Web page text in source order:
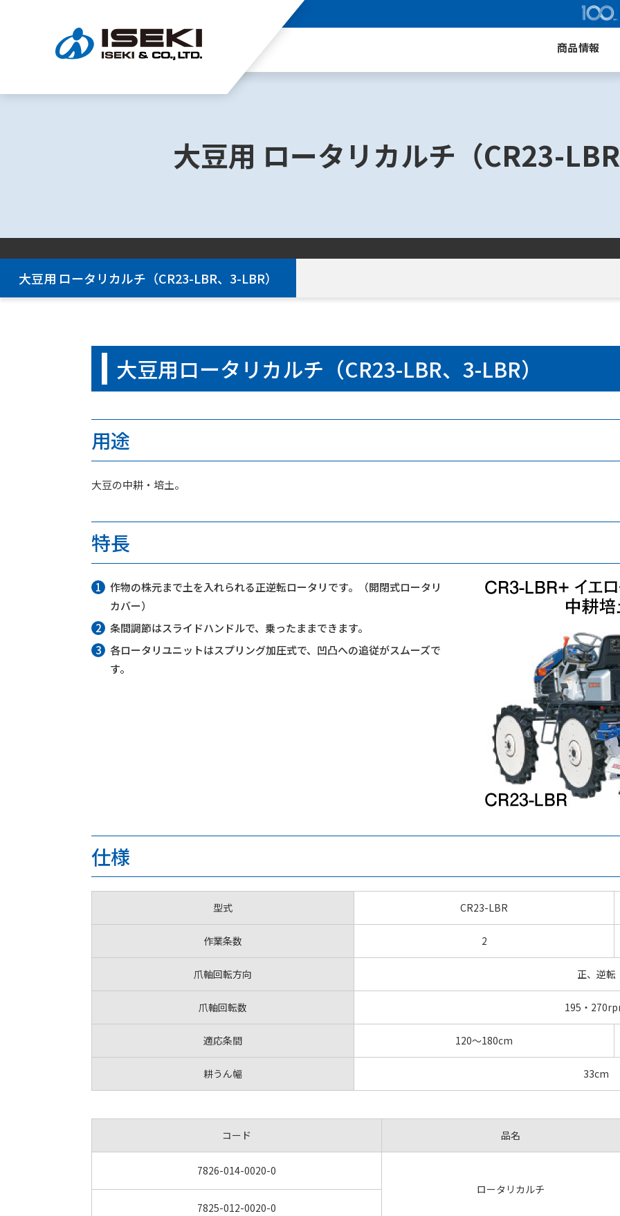
商品情報
大豆用 ロータリカルチ（CR23-LBR
大豆用 ロータリカルチ（CR23-LBR、3-LBR）
大豆用ロータリカルチ（CR23-LBR、3-LBR）
用途
大豆の中耕・培土。
特長
作物の株元まで土を入れられる正逆転ロータリです。（開閉式ロータリ
カバー）
条間調節はスライドハンドルで、乗ったままできます。
各ロータリユニットはスプリング加圧式で、凹凸への追従がスムーズで
す。
仕様
型式 CR23-LBR
作業条数 2
爪軸回転方向 正、逆転
爪軸回転数 195・
適応条間 120～180cm
耕うん幅 33cm
コード 品名
7826-014-0020-0
ロータリカルチ
7825-012-0020-0